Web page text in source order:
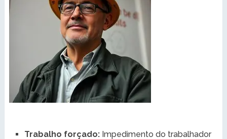
Trabalho forçado:Impedimento do trabalhador